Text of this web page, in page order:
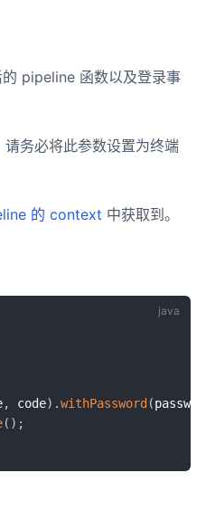
pipeline 函数以及登录事
务必将此参数设置为终端
的 context 中获取到。
, code) .withPassword(password
( ) ;